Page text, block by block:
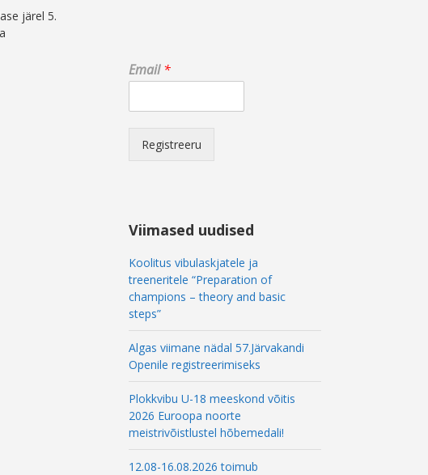
järel 5.
E
m
i
*
Email*
Registreeru
Viimased uudised
Koolitus vibulaskjatele ja
treeneritele “Preparation of
champions – theory and basic
steps”
Algas viimane nädal 57.Järvakandi
Openile registreerimiseks
Plokkvibu U-18 meeskond võitis
2026 Euroopa noorte
meistrivõistlustel hõbemedali!
12.08-16.08.2026 toimub